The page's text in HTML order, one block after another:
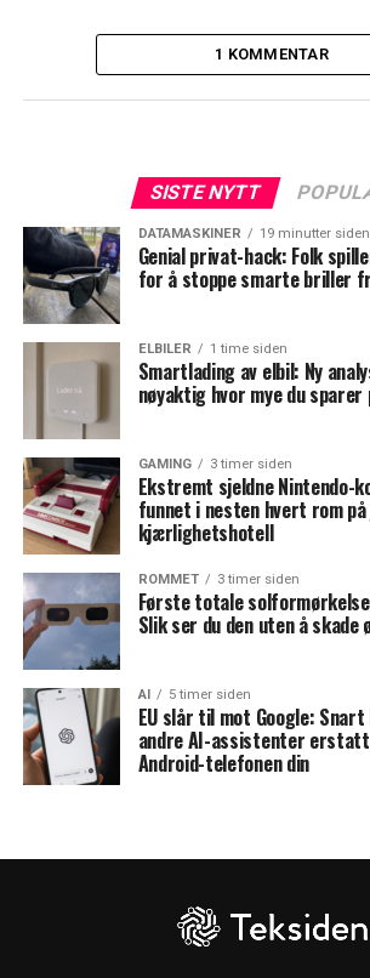
1 KOMMENTAR
SISTE NYTT
DATAMASKINER 19 minutter siden
Genial privat-hack: Folk
for å stoppe smarte briller
ELBILER 1 time siden
Smartlading av elbil: Ny
nøyaktig hvor mye du
GAMING 3 timer siden
Ekstremt sjeldne Nintendo-
funnet i nesten hvert rom
kjærlighetshotell
ROMMET 3 timer siden
Første totale
Slik ser du den uten å skade
AI 5 timer siden
EU slår til mot Google: Snart
andre AI-assistenter
Android-telefonen din